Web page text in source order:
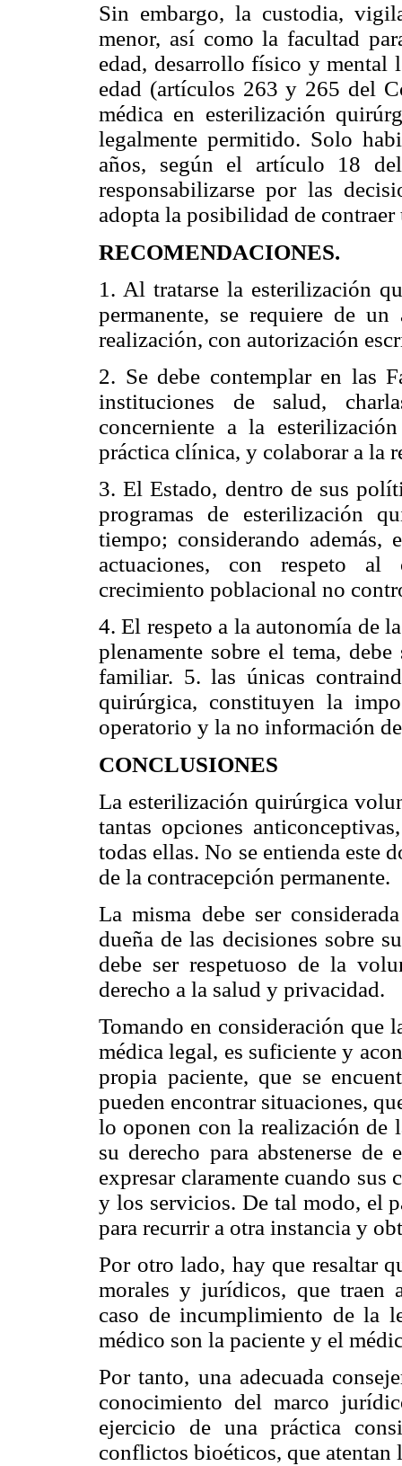
Sin embargo, la custodia,
menor, así como la facultad
edad, desarrollo físico y mental
edad (artículos 263 y 265 del
médica en esterilización
legalmente permitido. Solo
años, según el artículo 18
responsabilizarse por las
adopta la posibilidad de
RECOMENDACIONES.
1. Al tratarse la esterilización
permanente, se requiere de
realización, con autorización
2. Se debe contemplar en las
instituciones de salud,
concerniente a la
práctica clínica, y colaborar a la
3. El Estado, dentro de sus
programas de esterilización
tiempo; considerando además,
actuaciones, con respeto
crecimiento poblacional no
4. El respeto a la autonomía de
plenamente sobre el tema,
familiar. 5. las únicas
quirúrgica, constituyen la
operatorio y la no información
CONCLUSIONES
La esterilización quirúrgica
tantas opciones
todas ellas. No se entienda este
de la contracepción permanente.
La misma debe ser
dueña de las decisiones sobre
debe ser respetuoso de la
derecho a la salud y privacidad.
Tomando en consideración que
médica legal, es suficiente y
propia paciente, que se
pueden encontrar situaciones,
lo oponen con la realización de
su derecho para abstenerse
expresar claramente cuando
y los servicios. De tal modo, el
para recurrir a otra instancia y
Por otro lado, hay que resaltar
morales y jurídicos, que traen
caso de incumplimiento de la
médico son la paciente y el
Por tanto, una adecuada
conocimiento del marco
ejercicio de una práctica
conflictos bioéticos, que atentan